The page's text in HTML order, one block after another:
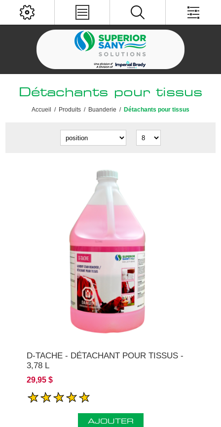
Détachants pour tissus
Accueil / Produits / Buanderie / Détachants pour tissus
D-TACHE - DÉTACHANT POUR TISSUS -
3,78 L
29,95 $
AJOUTER